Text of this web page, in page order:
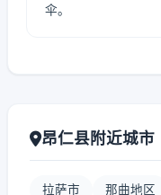
伞。
昂仁县附近城市
拉萨市 那曲地区